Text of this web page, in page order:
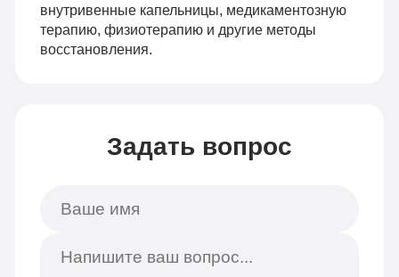
внутривенные капельницы, медикаментозную
терапию, физиотерапию и другие методы
восстановления.
Задать вопрос